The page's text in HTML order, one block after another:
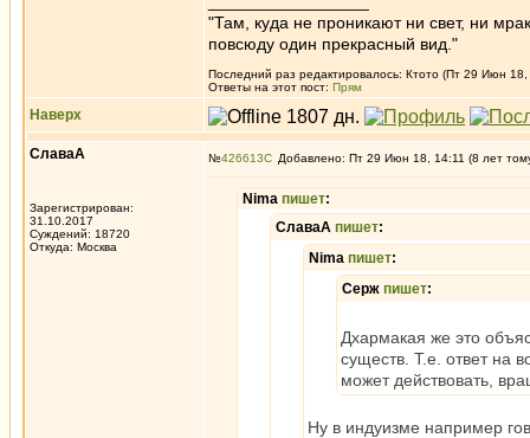
"Там, куда не проникают ни свет, ни
повсюду один прекрасный вид."
Последний раз редактировалось: Ктото (Пт 29 Июн 18,
Ответы на этот пост: Прям
Наверх
СлаваА
Зарегистрирован:
31.10.2017
Суждений: 18720
Откуда: Москва
№426613 Добавлено: Пт 29 Июн 18, 14:11 (8 лет
Nima пишет:
СлаваА пишет:
Nima пишет:
Серж пишет:
Дхармакая же это
существ. Т.е. ответ на
может действовать,
Ну в индуизме например